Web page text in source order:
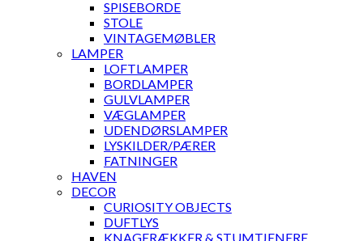
SPISEBORDE
STOLE
VINTAGEMØBLER
LAMPER
LOFTLAMPER
BORDLAMPER
GULVLAMPER
VÆGLAMPER
UDENDØRSLAMPER
LYSKILDER/PÆRER
FATNINGER
HAVEN
DECOR
CURIOSITY OBJECTS
DUFTLYS
KNAGERÆKKER & STUMTJENERE